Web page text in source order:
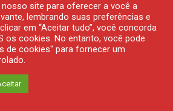
site para oferecer a você a
lembrando suas preferências e
em “Aceitar tudo”, você concorda
os cookies. No entanto, você pode
de cookies" para fornecer um